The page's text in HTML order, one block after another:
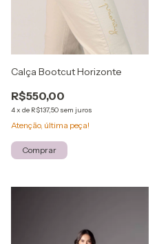
Calça Bootcut Horizonte
R$550,00
4x de R$137,50 sem juros
Atenção, última peça!
Comprar